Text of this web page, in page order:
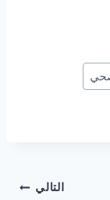
التالي